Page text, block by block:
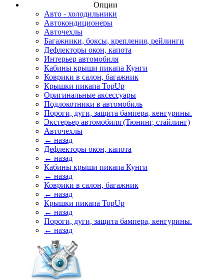
Опции
Авто - холодильники
Автокондиционеры
Авточехлы
Багажники, боксы, крепления, рейлинги
Дефлекторы окон, капота
Интерьер автомобиля
Кабины крыши пикапа Кунги
Коврики в салон, багажник
Крышки пикапа TopUp
Оригинальные аксессуары
Подлокотники в автомобиль
Пороги, дуги, защита бампера, кенгурины.
Экстерьер автомобиля (Тюнинг, стайлинг)
Авточехлы
← назад
Дефлекторы окон, капота
← назад
Кабины крыши пикапа Кунги
← назад
Коврики в салон, багажник
← назад
Крышки пикапа TopUp
← назад
Пороги, дуги, защита бампера, кенгурины.
← назад